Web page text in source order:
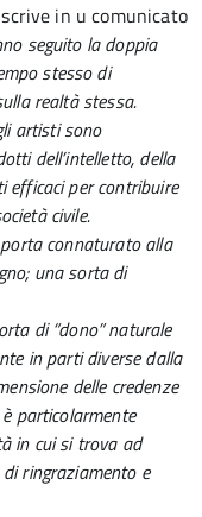
scrive in u comunicato
seguito la doppia
stesso di
realtà stessa.
artisti sono
dell’intelletto, della
efficaci per contribuire
civile.
connaturato alla
una sorta di
di “dono” naturale
in parti diverse dalla
delle credenze
particolarmente
in cui si trova ad
ringraziamento e